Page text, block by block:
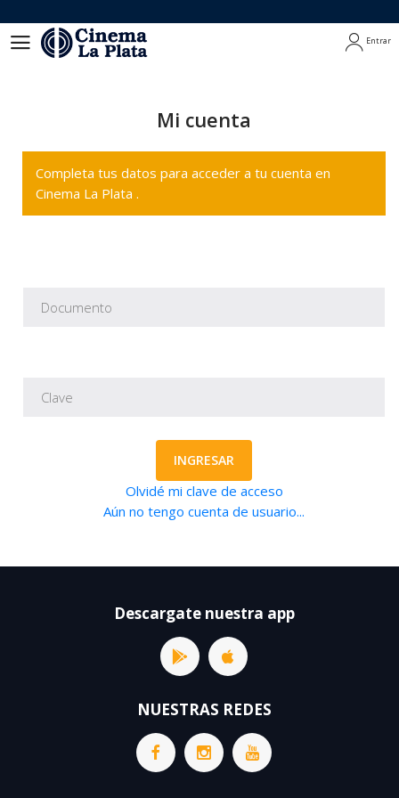
Entrar
Mi cuenta
Completa tus datos para acceder a tu cuenta en
Cinema La Plata .
INGRESAR
Olvidé mi clave de acceso
Aún no tengo cuenta de usuario...
Descargate nuestra app
NUESTRAS REDES